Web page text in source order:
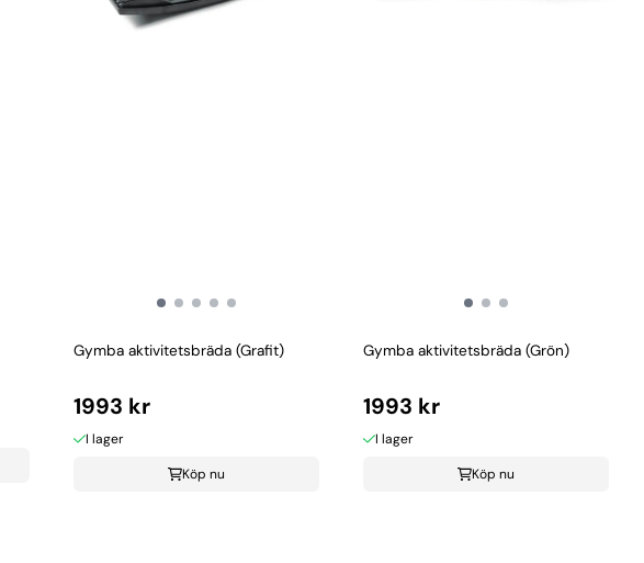
Gymba aktivitetsbräda (Grafit)
1993 kr
I lager
Köp nu
Gymba aktivitetsbräda (Grön)
1993 kr
I lager
Köp nu